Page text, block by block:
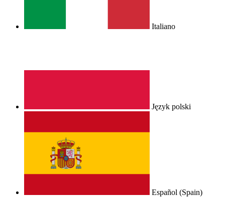
Italiano
Język polski
Español (Spain)